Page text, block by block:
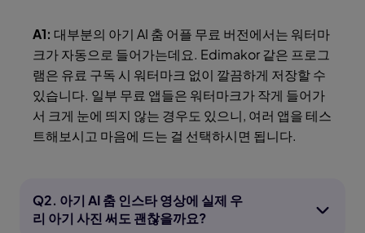
A1: 대부분의 아기 AI 춤 어플 무료 버전에서는 워터마
크가 자동으로 들어가는데요. Edimakor 같은 프로그
램은 유료 구독 시 워터마크 없이 깔끔하게 저장할 수
있습니다. 일부 무료 앱들은 워터마크가 작게 들어가
서 크게 눈에 띄지 않는 경우도 있으니, 여러 앱을 테스
트해보시고 마음에 드는 걸 선택하시면 됩니다.
Q2. 아기 AI 춤 인스타 영상에 실제 우
리 아기 사진 써도 괜찮을까요?